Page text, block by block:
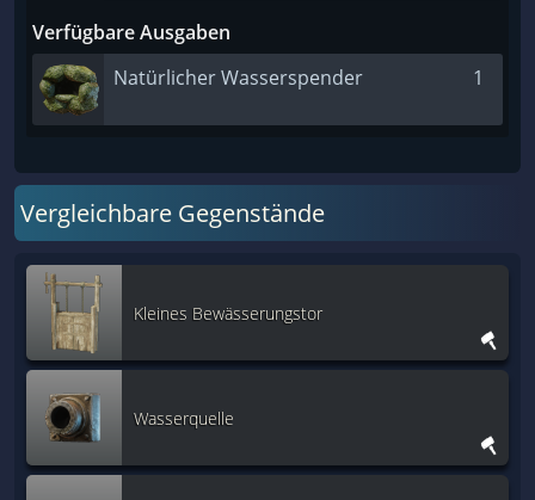
Verfügbare Ausgaben
Natürlicher Wasserspender
1
Vergleichbare Gegenstände
Kleines Bewässerungstor
Wasserquelle